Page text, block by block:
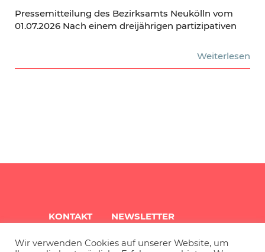
Pressemitteilung des Bezirksamts Neukölln vom
01.07.2026 Nach einem dreijährigen partizipativen
Weiterlesen
KONTAKT NEWSLETTER
Wir verwenden Cookies auf unserer Website, um